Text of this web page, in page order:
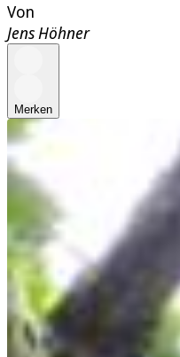
Von
Jens Höhner
Merken